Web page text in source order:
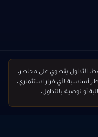
التداول ينطوي على مخاطر.
أساسية لأي قرار استثماري.
أو توصية بالتداول.